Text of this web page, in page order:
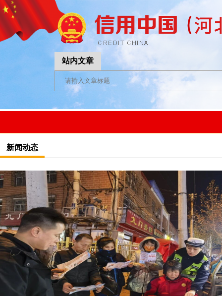
站内文章
新闻动态